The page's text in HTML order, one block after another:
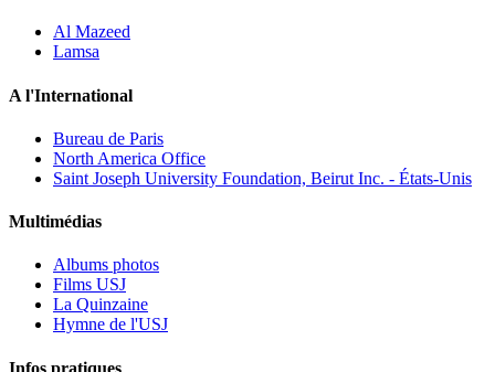
Al Mazeed
Lamsa
A l'International
Bureau de Paris
North America Office
Saint Joseph University Foundation, Beirut Inc. - États-Unis
Multimédias
Albums photos
Films USJ
La Quinzaine
Hymne de l'USJ
Infos pratiques